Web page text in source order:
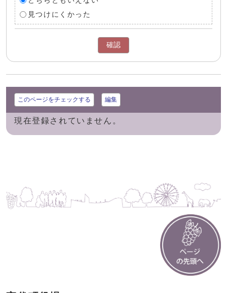
見つけにくかった
確認
このページをチェックする 編集
現在登録されていません。